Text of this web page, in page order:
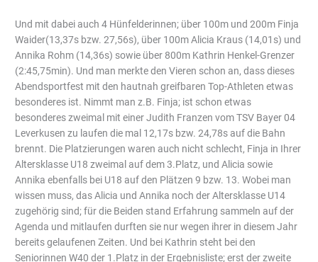
Und mit dabei auch 4 Hünfelderinnen; über 100m und 200m Finja
Waider(13,37s bzw. 27,56s), über 100m Alicia Kraus (14,01s) und
Annika Rohm (14,36s) sowie über 800m Kathrin Henkel-Grenzer
(2:45,75min). Und man merkte den Vieren schon an, dass dieses
Abendsportfest mit den hautnah greifbaren Top-Athleten etwas
besonderes ist. Nimmt man z.B. Finja; ist schon etwas
besonderes zweimal mit einer Judith Franzen vom TSV Bayer 04
Leverkusen zu laufen die mal 12,17s bzw. 24,78s auf die Bahn
brennt. Die Platzierungen waren auch nicht schlecht, Finja in Ihrer
Altersklasse U18 zweimal auf dem 3.Platz, und Alicia sowie
Annika ebenfalls bei U18 auf den Plätzen 9 bzw. 13. Wobei man
wissen muss, das Alicia und Annika noch der Altersklasse U14
zugehörig sind; für die Beiden stand Erfahrung sammeln auf der
Agenda und mitlaufen durften sie nur wegen ihrer in diesem Jahr
bereits gelaufenen Zeiten. Und bei Kathrin steht bei den
Seniorinnen W40 der 1.Platz in der Ergebnisliste; erst der zweite